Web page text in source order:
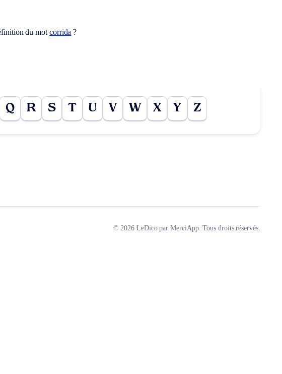
du mot corrida ?
Q R S T U V W X Y Z
© 2026 LeDico par MerciApp. Tous droits réservés.